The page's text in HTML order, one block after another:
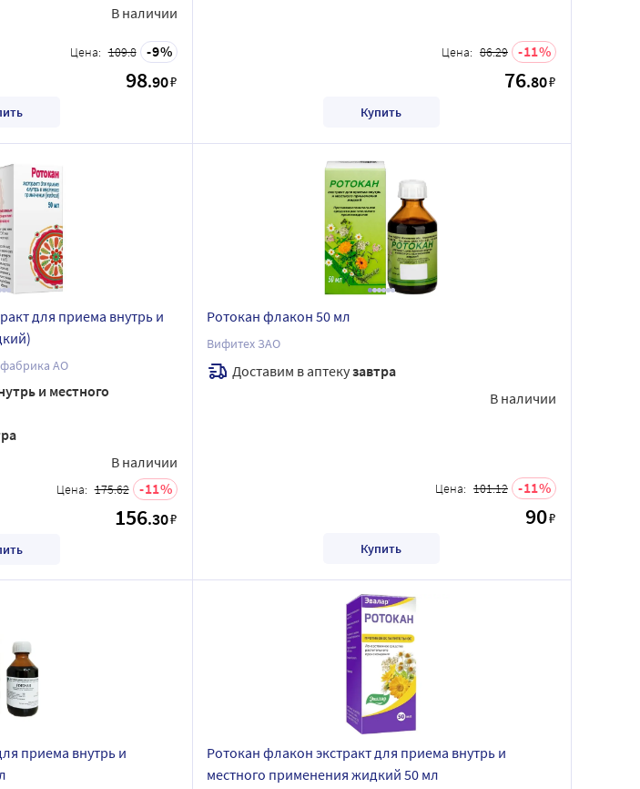
В наличии
Цена: 109.8 9
98.90₽
Цена: 86.29 11
76.80₽
Купить
для приема внутрь и
АО
и местного
В наличии
Цена: 175.62 11
156.30₽
Ротокан флакон 50 мл
Вифитех ЗАО
Доставим в аптекузавтра
В наличии
Цена: 101.12 11
90₽
Купить
приема внутрь и
Ротокан флакон экстракт для приема внутрь и
местного применения жидкий 50 мл